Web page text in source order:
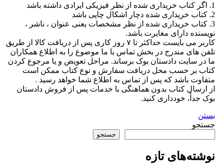
1. اگر کتاب خریداری شده از نظر فیزیکی ایرادی داشته باشد
2. کتاب خریداری شده دچار اشکال چاپی باشد
3. کتاب خریداری شده از نظر مشخصات یعنی عنوان ، ناشر ،
نویسنده دارای مغایرت باشد.
کاربر می بایست حداکثر تا ۷ روز کاری پس از دریافت کالا از طریق
تلفن های مندرج در بخش تماس با ما موضوع را به اطلاع همکاران
ما در سایت دادستان بوک برساند. مراحل تعویض و یا مرجوع کردن
کتاب بر حسب محل دریافت سفارش و نوع کتاب ممکن است
متفاوت باشد که پس از تماس به اطلاع شما خواهد رسید .
از ارسال کتاب بدون هماهنگی با خدمات پس از فروش دادستان
بوک جداً، خودداری کنید.
بستن
جستجو
جستجو
نوشته‌های تازه